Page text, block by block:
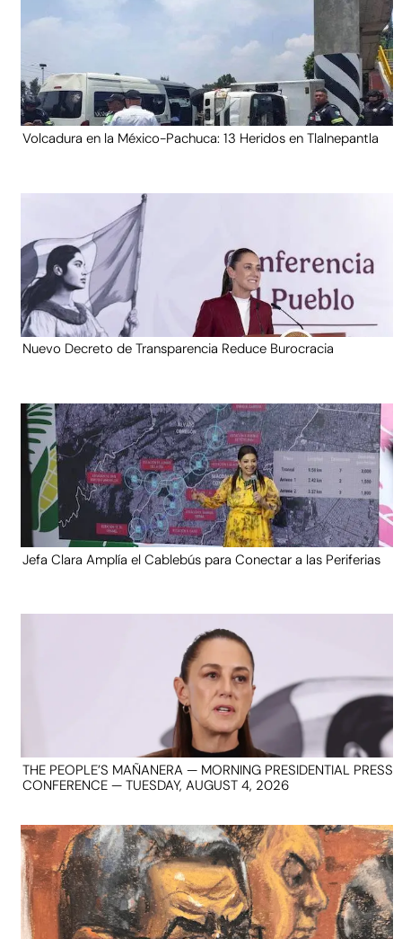
Volcadura en la México-Pachuca: 13 Heridos en Tlalnepantla
Nuevo Decreto de Transparencia Reduce Burocracia
Jefa Clara Amplía el Cablebús para Conectar a las Periferias
THE PEOPLE’S MAÑANERA — MORNING PRESIDENTIAL PRESS
CONFERENCE — TUESDAY, AUGUST 4, 2026